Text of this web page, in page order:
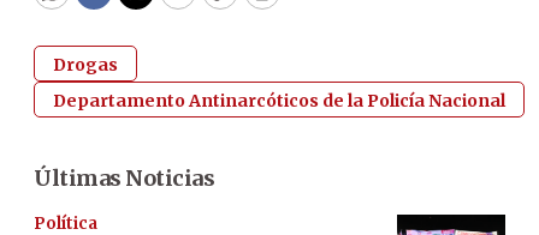
Drogas
Departamento Antinarcóticos de la Policía Nacional
Últimas Noticias
Política